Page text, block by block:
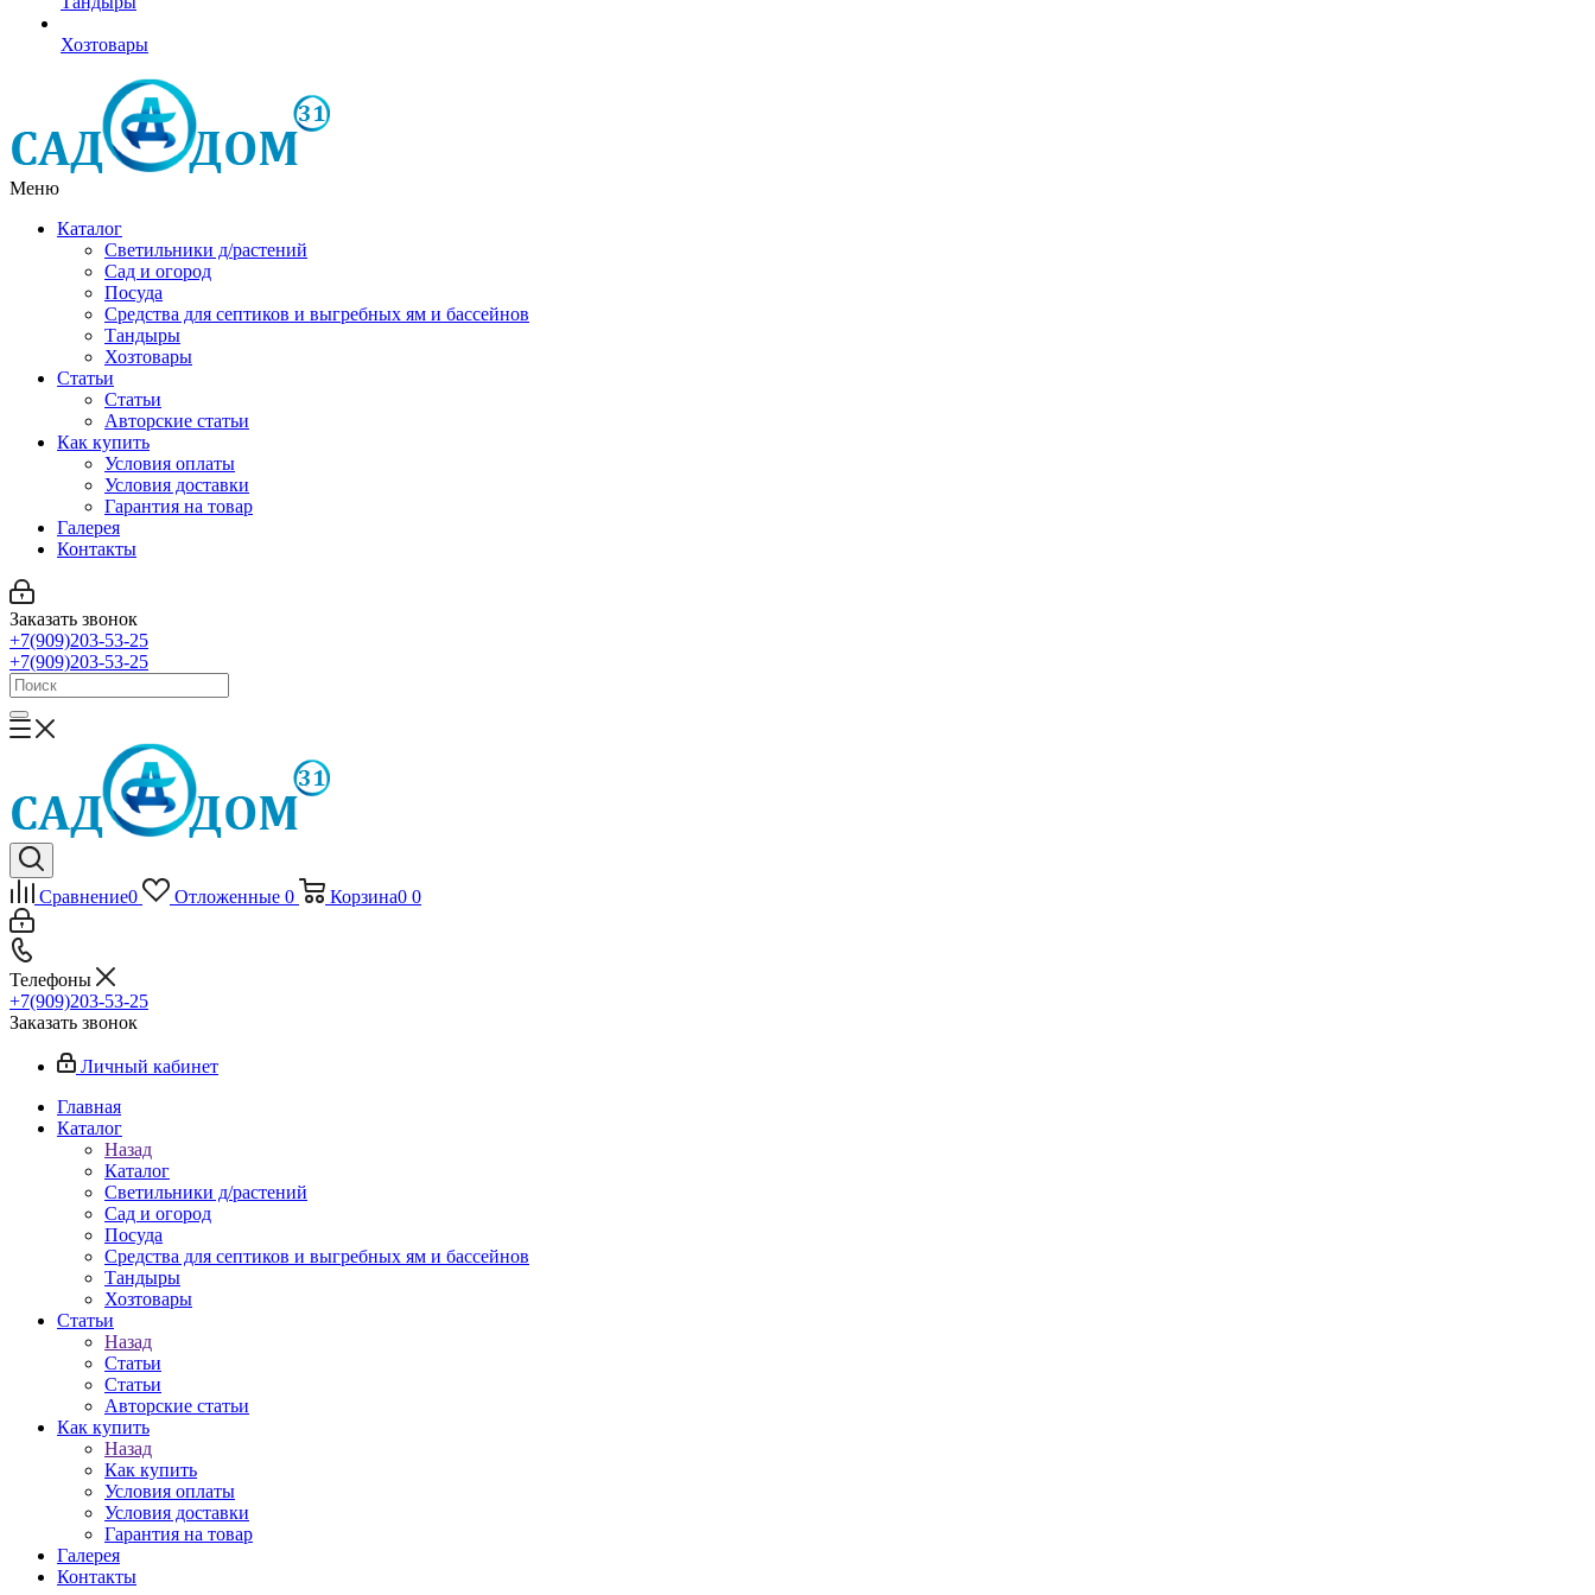
Хозтовары
Меню
Каталог
Светильники д/растений
Сад и огород
Посуда
Средства для септиков и выгребных ям и бассейнов
Тандыры
Хозтовары
Статьи
Статьи
Авторские статьи
Как купить
Условия оплаты
Условия доставки
Гарантия на товар
Галерея
Контакты
Заказать звонок
+7(909)203-53-25
+7(909)203-53-25
Сравнение0 Отложенные 0 Корзина0 0
Телефоны
+7(909)203-53-25
Заказать звонок
Личный кабинет
Главная
Каталог
Назад
Каталог
Светильники д/растений
Сад и огород
Посуда
Средства для септиков и выгребных ям и бассейнов
Тандыры
Хозтовары
Статьи
Назад
Статьи
Статьи
Авторские статьи
Как купить
Назад
Как купить
Условия оплаты
Условия доставки
Гарантия на товар
Галерея
Контакты